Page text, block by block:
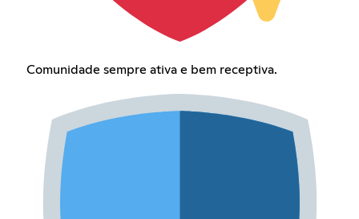
Comunidade sempre ativa e bem receptiva.